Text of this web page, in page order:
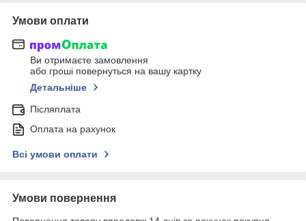
Умови оплати
Ви отримаєте замовлення
або гроші повернуться на вашу картку
Детальніше
Післяплата
Оплата на рахунок
Всі умови оплати
Умови повернення